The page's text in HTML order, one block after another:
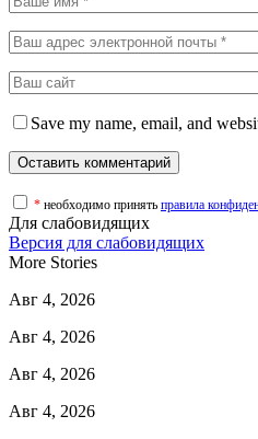
Save my name, email, and
* необходимо принять правила
Для слабовидящих
Версия для слабовидящих
More Stories
Авг 4, 2026
Авг 4, 2026
Авг 4, 2026
Авг 4, 2026